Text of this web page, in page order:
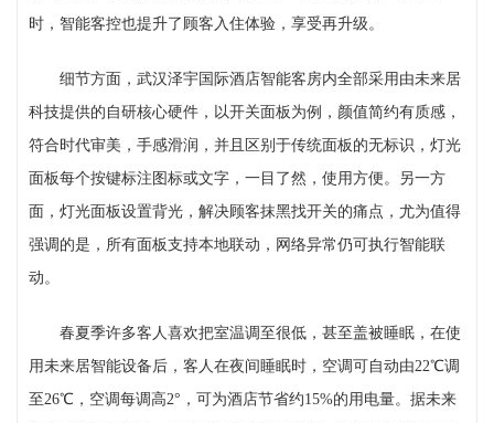
时，智能客控也提升了顾客入住体验，享受再升级。
细节方面，武汉泽宇国际酒店智能客房内全部采用由未来居
科技提供的自研核心硬件，以开关面板为例，颜值简约有质感，
符合时代审美，手感滑润，并且区别于传统面板的无标识，灯光
面板每个按键标注图标或文字，一目了然，使用方便。另一方
面，灯光面板设置背光，解决顾客抹黑找开关的痛点，尤为值得
强调的是，所有面板支持本地联动，网络异常仍可执行智能联
动。
春夏季许多客人喜欢把室温调至很低，甚至盖被睡眠，在使
用未来居智能设备后，客人在夜间睡眠时，空调可自动由22℃调
至26℃，空调每调高2°，可为酒店节省约15%的用电量。据未来